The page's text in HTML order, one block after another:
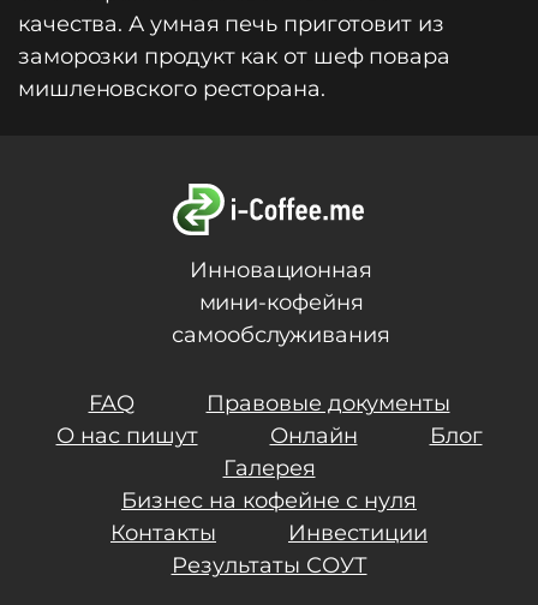
качества. А умная печь приготовит из
заморозки продукт как от шеф повара
мишленовского ресторана.
Инновационная
мини-кофейня
самообслуживания
FAQ
Правовые документы
О нас пишут
Онлайн
Блог
Галерея
Бизнес на кофейне с нуля
Контакты
Инвестиции
Результаты СОУТ